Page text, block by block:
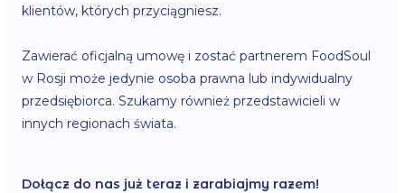
klientów, których przyciągniesz.
Zawierać oficjalną umowę i zostać partnerem FoodSoul
w Rosji może jedynie osoba prawna lub indywidualny
przedsiębiorca. Szukamy również przedstawicieli w
innych regionach świata.
Dołącz do nas już teraz i zarabiajmy razem!